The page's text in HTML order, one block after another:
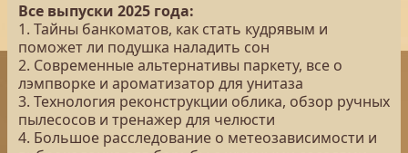
Все выпуски 2025 года:
1. Тайны банкоматов, как стать кудрявым и
поможет ли подушка наладить сон
2. Современные альтернативы паркету, все о
лэмпворке и ароматизатор для унитаза
3. Технология реконструкции облика, обзор ручных
пылесосов и тренажер для челюсти
4. Большое расследование о метеозависимости и